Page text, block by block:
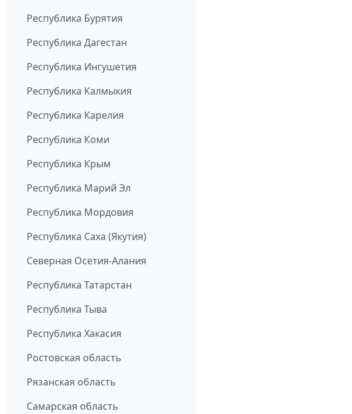
Республика Бурятия
Республика Дагестан
Республика Ингушетия
Республика Калмыкия
Республика Карелия
Республика Коми
Республика Крым
Республика Марий Эл
Республика Мордовия
Республика Саха (Якутия)
Северная Осетия-Алания
Республика Татарстан
Республика Тыва
Республика Хакасия
Ростовская область
Рязанская область
Самарская область